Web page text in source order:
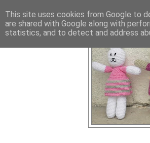
This site uses cookies from Google to
are shared with Google along with
statistics, and to detect and address